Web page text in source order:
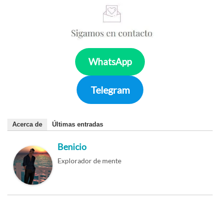
WhatsApp
Telegram
Acerca de Últimas entradas
Benicio
Explorador de mente